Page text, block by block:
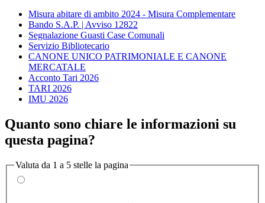
Misura abitare di ambito 2024 - Misura Complementare
Bando S.A.P. | Avviso 12822
Segnalazione Guasti Case Comunali
Servizio Bibliotecario
CANONE UNICO PATRIMONIALE E CANONE
MERCATALE
Acconto Tari 2026
TARI 2026
IMU 2026
Quanto sono chiare le informazioni su
questa pagina?
Valuta da 1 a 5 stelle la pagina